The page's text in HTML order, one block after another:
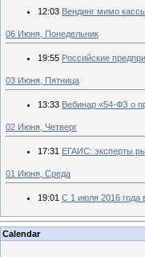
12:03 Вендинг мимо
06 Июня, Понедельник
19:55 Российские
03 Июня, Пятница
13:33 Вебинар «54-ФЗ о
02 Июня, Четверг
17:31 ЕГАИС: эксперты
01 Июня, Среда
19:01 С 1 июля 2016 года
Calendar